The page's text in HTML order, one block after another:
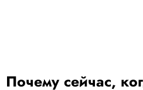
Почему сейчас,